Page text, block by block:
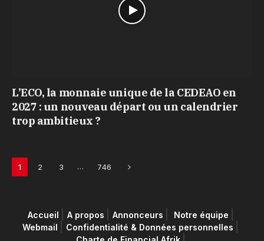
L’ECO, la monnaie unique de la CEDEAO en
2027 : un nouveau départ ou un calendrier
trop ambitieux ?
1 2 3 … 746 Next
Accueil A propos Annonceurs
Notre équipe
Webmail
Confidentialité & Données personnelles